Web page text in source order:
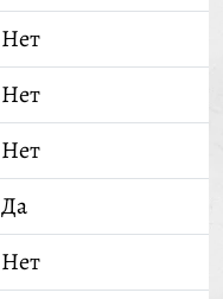
Нет
Нет
Нет
Да
Нет